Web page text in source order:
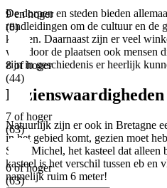
De dorpen en steden bieden
rondleidingen om de cultuur en de
kennen. Daarnaast zijn er veel
waardoor de plaatsen ook mensen
zijn in geschiedenis er heerlijk
Natuurlijk zijn er ook in Bretagne
in het gebied komt, gezien moet
Saint Michel, het kasteel dat
kasteel is het verschil tussen eb en
namelijk ruim 6 meter!
9 en hoger
(8)
8 of hoger
(44)
7 of hoger
(63)
6 of hoger
(63)